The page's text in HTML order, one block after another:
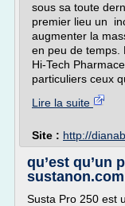
sous sa toute
premier lieu un
augmenter la
en peu de temps.
Hi-Tech
particuliers ceux
Lire la suite
Site : http://
qu’est qu’un
sustanon.com
Susta Pro 250 est